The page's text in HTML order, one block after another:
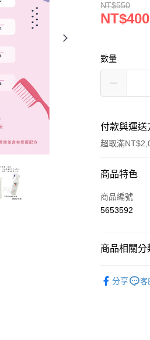
NT$550
NT$400
數量
付款與運送
超取滿
付款方式
信用卡一次付
ATM付款
商品特色
商品編號
5653592
商品相關分
分享 客